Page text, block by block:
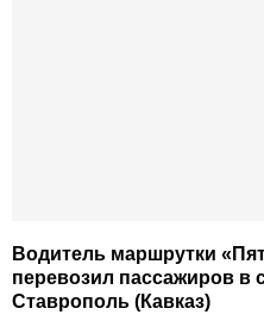
Водитель маршрутки
перевозил пассажиров в
Ставрополь (Кавказ)